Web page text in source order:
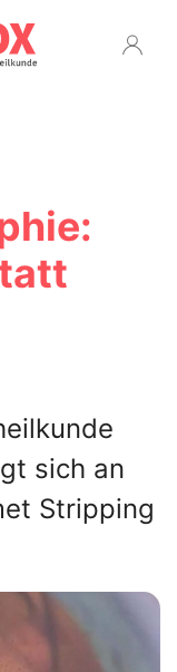
sich an
Stripping